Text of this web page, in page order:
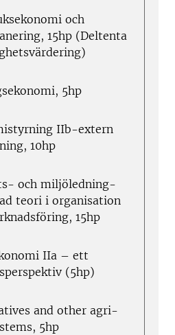
och
15hp (Deltenta
5hp
IIb-extern
10hp
och miljöledning-
teori i organisation
15hp
IIa – ett
(5hp)
and other agri-
5hp